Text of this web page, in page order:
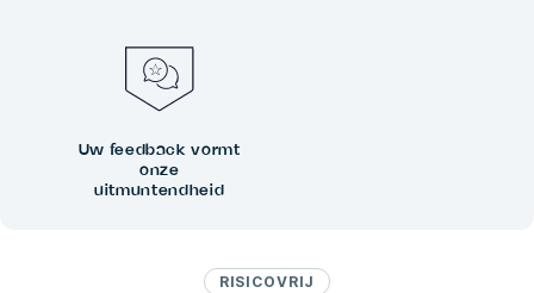
RISICOVRIJ
Uw feedback vormt
onze
uitmuntendheid